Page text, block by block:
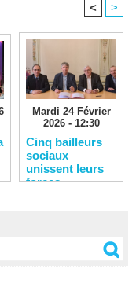
< >
Mardi 24 Février
2026 - 12:30
Cinq bailleurs
sociaux
unissent leurs
forces